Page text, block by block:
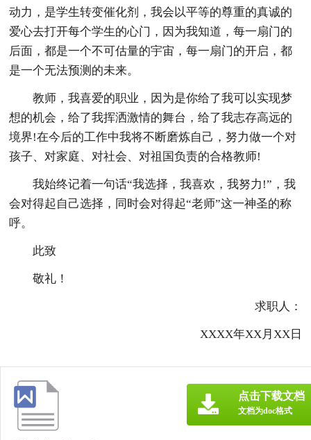
动力，是学生转变催化剂，我会以平等的尊重的真诚的
爱心去打开每个学生的心门，因为我知道，每一扇门的
后面，都是一个不可估量的宇宙，每一扇门的开启，都
是一个无法预测的未来。
教师，我喜爱的职业，因为是你给了我可以实现梦
想的机会，给了我挥洒激情的舞台，给了我志存高远的
境界!在今后的工作中我将不断磨炼自己，努力做一个对
孩子、对家庭、对社会、对祖国负责的合格教师!
我始终记着一句话“我选择，我喜欢，我努力!”，我
会对得起自己选择，同时会对得起“老师”这一神圣的称
呼。
此致
敬礼！
求职人：
XXXX年XX月XX日
点击下载文档
文档为doc格式